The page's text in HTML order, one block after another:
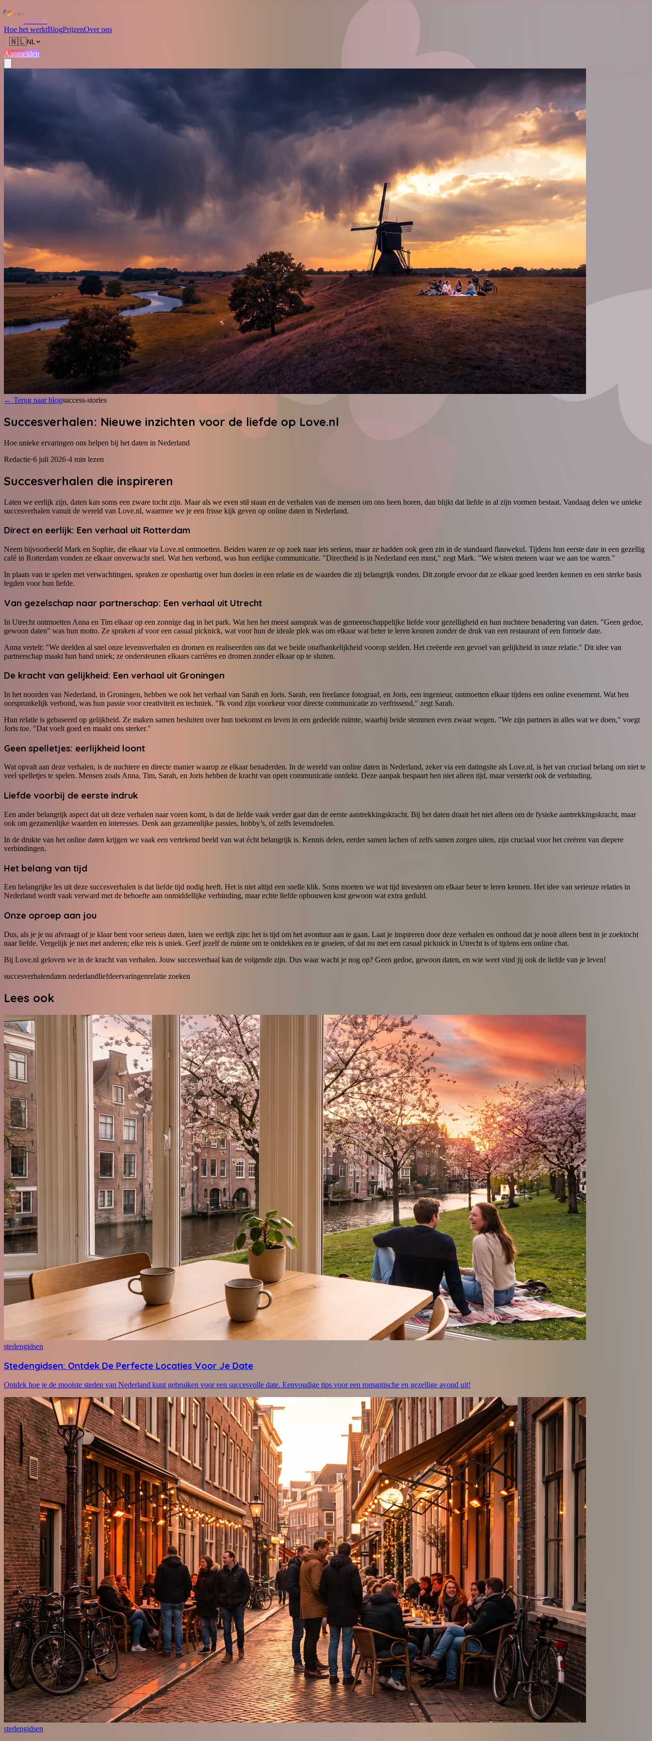
Love.nl
Hoe het werktBlogPrijzenOver ons
🇳🇱NL
Aanmelden
← Terug naar blogsuccess-stories
Succesverhalen: Nieuwe inzichten voor de liefde op Love.nl
Hoe unieke ervaringen ons helpen bij het daten in Nederland
Redactie·6 juli 2026·4 min lezen
Succesverhalen die inspireren
Laten we eerlijk zijn, daten kan soms een zware tocht zijn. Maar als we even stil staan en de verhalen van de mensen om ons heen horen, dan blijkt dat liefde in al zijn vormen bestaat. Vandaag delen we unieke
succesverhalen vanuit de wereld van Love.nl, waarmee we je een frisse kijk geven op online daten in Nederland.
Direct en eerlijk: Een verhaal uit Rotterdam
Neem bijvoorbeeld Mark en Sophie, die elkaar via Love.nl ontmoetten. Beiden waren ze op zoek naar iets serieus, maar ze hadden ook geen zin in de standaard flauwekul. Tijdens hun eerste date in een gezellig
café in Rotterdam vonden ze elkaar onverwacht snel. Wat hen verbond, was hun eerlijke communicatie. "Directheid is in Nederland een must," zegt Mark. "We wisten meteen waar we aan toe waren."
In plaats van te spelen met verwachtingen, spraken ze openhartig over hun doelen in een relatie en de waarden die zij belangrijk vonden. Dit zorgde ervoor dat ze elkaar goed leerden kennen en een sterke basis
legden voor hun liefde.
Van gezelschap naar partnerschap: Een verhaal uit Utrecht
In Utrecht ontmoetten Anna en Tim elkaar op een zonnige dag in het park. Wat hen het meest aansprak was de gemeenschappelijke liefde voor gezelligheid en hun nuchtere benadering van daten. "Geen gedoe,
gewoon daten" was hun motto. Ze spraken af voor een casual picknick, wat voor hun de ideale plek was om elkaar wat beter te leren kennen zonder de druk van een restaurant of een formele date.
Anna vertelt: "We deelden al snel onze levensverhalen en dromen en realiseerden ons dat we beide onafhankelijkheid voorop stelden. Het creëerde een gevoel van gelijkheid in onze relatie." Dit idee van
partnerschap maakt hun band uniek; ze ondersteunen elkaars carrières en dromen zonder elkaar op te sluiten.
De kracht van gelijkheid: Een verhaal uit Groningen
In het noorden van Nederland, in Groningen, hebben we ook het verhaal van Sarah en Joris. Sarah, een freelance fotograaf, en Joris, een ingenieur, ontmoetten elkaar tijdens een online evenement. Wat hen
oorspronkelijk verbond, was hun passie voor creativiteit en techniek. "Ik vond zijn voorkeur voor directe communicatie zo verfrissend," zegt Sarah.
Hun relatie is gebaseerd op gelijkheid. Ze maken samen besluiten over hun toekomst en leven in een gedeelde ruimte, waarbij beide stemmen even zwaar wegen. "We zijn partners in alles wat we doen," voegt
Joris toe. "Dat voelt goed en maakt ons sterker."
Geen spelletjes: eerlijkheid loont
Wat opvalt aan deze verhalen, is de nuchtere en directe manier waarop ze elkaar benaderden. In de wereld van online daten in Nederland, zeker via een datingsite als Love.nl, is het van cruciaal belang om niet te
veel spelletjes te spelen. Mensen zoals Anna, Tim, Sarah, en Joris hebben de kracht van open communicatie ontdekt. Deze aanpak bespaart hen niet alleen tijd, maar versterkt ook de verbinding.
Liefde voorbij de eerste indruk
Een ander belangrijk aspect dat uit deze verhalen naar voren komt, is dat de liefde vaak verder gaat dan de eerste aantrekkingskracht. Bij het daten draait het niet alleen om de fysieke aantrekkingskracht, maar
ook om gezamenlijke waarden en interesses. Denk aan gezamenlijke passies, hobby’s, of zelfs levensdoelen.
In de drukte van het online daten krijgen we vaak een vertekend beeld van wat écht belangrijk is. Kennis delen, eerder samen lachen of zelfs samen zorgen uiten, zijn cruciaal voor het creëren van diepere
verbindingen.
Het belang van tijd
Een belangrijke les uit deze succesverhalen is dat liefde tijd nodig heeft. Het is niet altijd een snelle klik. Soms moeten we wat tijd investeren om elkaar beter te leren kennen. Het idee van serieuze relaties in
Nederland wordt vaak verward met de behoefte aan onmiddellijke verbinding, maar echte liefde opbouwen kost gewoon wat extra geduld.
Onze oproep aan jou
Dus, als je je nu afvraagt of je klaar bent voor serieus daten, laten we eerlijk zijn: het is tijd om het avontuur aan te gaan. Laat je inspireren door deze verhalen en onthoud dat je nooit alleen bent in je zoektocht
naar liefde. Vergelijk je niet met anderen; elke reis is uniek. Geef jezelf de ruimte om te ontdekken en te groeien, of dat nu met een casual picknick in Utrecht is of tijdens een online chat.
Bij Love.nl geloven we in de kracht van verhalen. Jouw succesverhaal kan de volgende zijn. Dus waar wacht je nog op? Geen gedoe, gewoon daten, en wie weet vind jij ook de liefde van je leven!
succesverhalendaten nederlandliefdeervaringenrelatie zoeken
Lees ook
stedengidsen
Stedengidsen: Ontdek De Perfecte Locaties Voor Je Date
Ontdek hoe je de mooiste steden van Nederland kunt gebruiken voor een succesvolle date. Eenvoudige tips voor een romantische en gezellige avond uit!
stedengidsen